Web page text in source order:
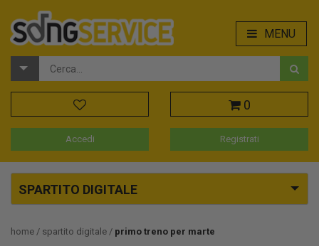
MENU
0
Accedi Registrati
SPARTITO DIGITALE
home spartito digitale primo treno per marte